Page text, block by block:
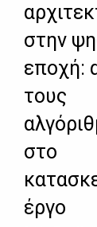
στην
εποχή:
τους
στο
έργο